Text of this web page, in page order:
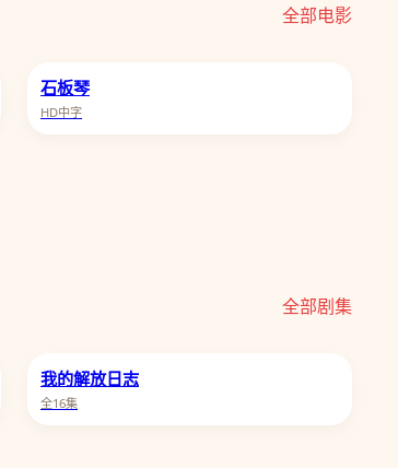
全部电影
石板琴
HD中字
全部剧集
我的解放日志
全16集